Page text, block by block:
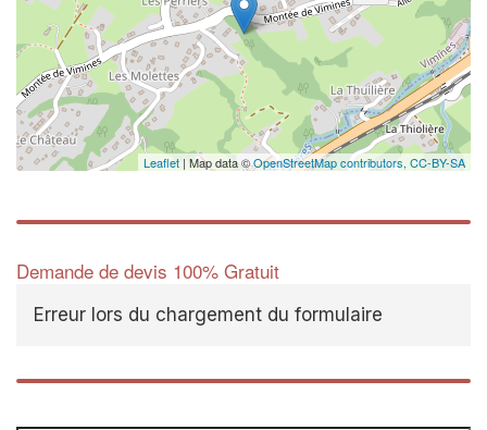
Leaflet | Map data ©OpenStreetMap contributors, CC-BY-SA
Demande de devis 100% Gratuit
Erreur lors du chargement du formulaire